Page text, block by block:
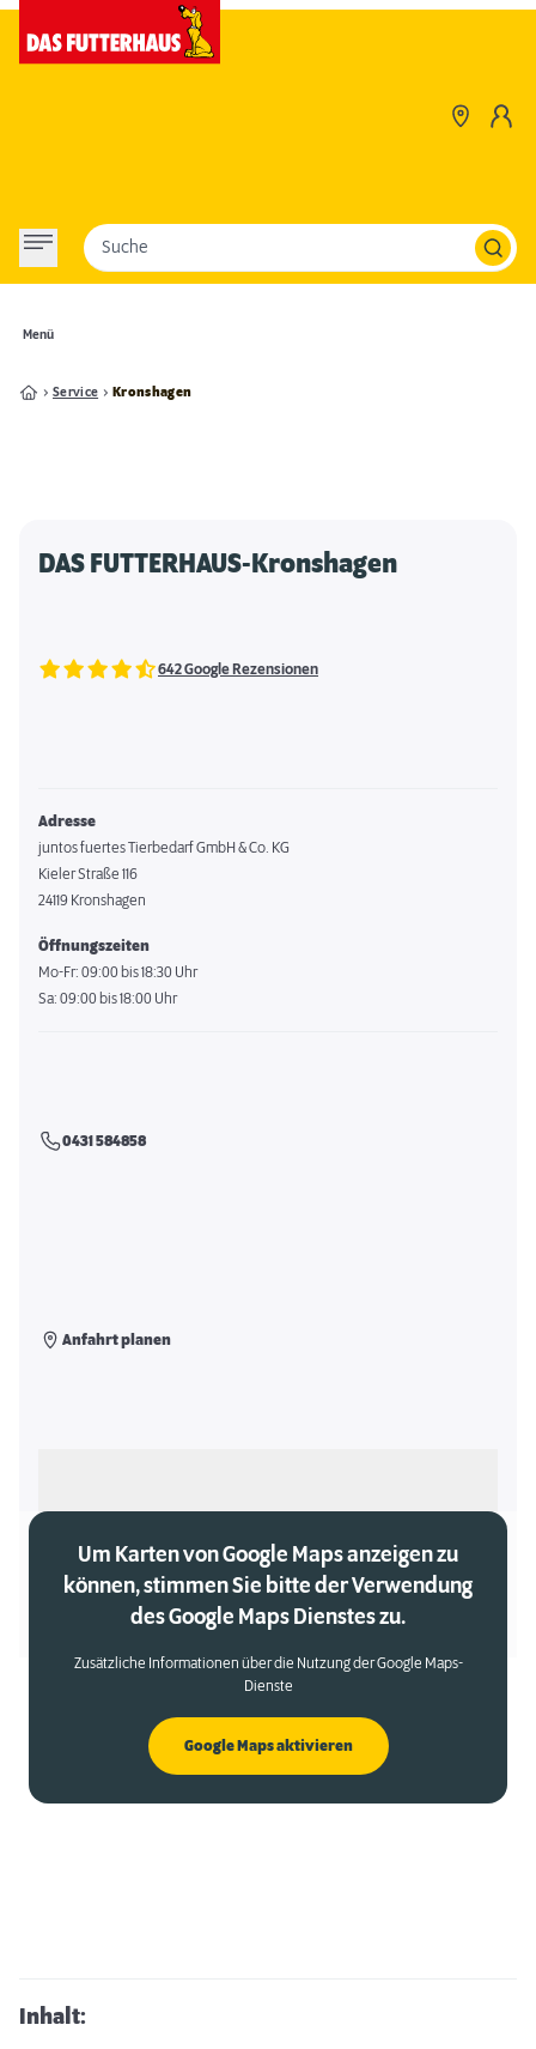
Menü
Suche
Service Kronshagen
DAS FUTTERHAUS-Kronshagen
642 Google Rezensionen
Adresse
juntos fuertes Tierbedarf GmbH & Co. KG
Kieler Straße 116
24119 Kronshagen
Öffnungszeiten
Mo-Fr: 09:00 bis 18:30 Uhr
Sa: 09:00 bis 18:00 Uhr
0431 584858
Anfahrt planen
Um Karten von Google Maps anzeigen zu
können, stimmen Sie bitte der Verwendung
des Google Maps Dienstes zu.
Zusätzliche Informationen über die Nutzung der Google Maps-
Dienste
Google Maps aktivieren
Inhalt: